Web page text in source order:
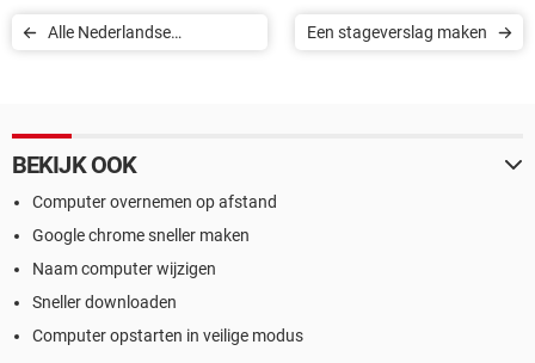
Alle Nederlandse
Een stageverslag maken
BEKIJK OOK
Computer overnemen op afstand
Google chrome sneller maken
Naam computer wijzigen
Sneller downloaden
Computer opstarten in veilige modus